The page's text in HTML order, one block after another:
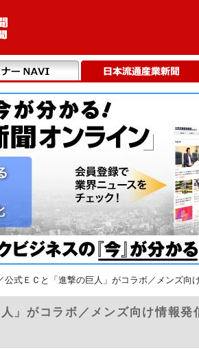
公式ＥＣと「進撃の巨人」がコラボ／メンズ向
」がコラボ／メンズ向け情報発